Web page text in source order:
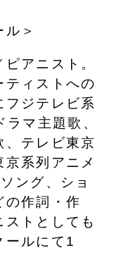
＞
アニスト。
ティストへの
フジテレビ系
マ主題歌、
、テレビ東京
系列アニメ
ング、ショ
の作詞・作
トとしても
ールにて1